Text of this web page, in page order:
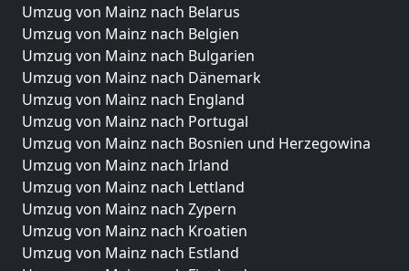
Umzug von Mainz nach Belarus
Umzug von Mainz nach Belgien
Umzug von Mainz nach Bulgarien
Umzug von Mainz nach Dänemark
Umzug von Mainz nach England
Umzug von Mainz nach Portugal
Umzug von Mainz nach Bosnien und Herzegowina
Umzug von Mainz nach Irland
Umzug von Mainz nach Lettland
Umzug von Mainz nach Zypern
Umzug von Mainz nach Kroatien
Umzug von Mainz nach Estland